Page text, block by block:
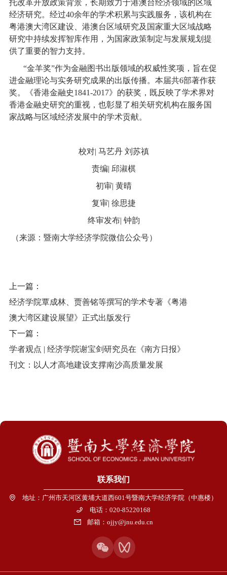
托改革开放政策背景，长期致力于港澳台经济领域的区域
经济研究。经过40余年的学术积累与实践服务，该机构在
粤港澳大湾区建设、港澳台区域研究及国家重大区域战略
研究中持续发挥智库作用，为国家政策制定与发展规划提
供了重要的智力支持。
“金羊奖”作为金融图书出版领域的权威性奖项，旨在促
进金融理论与实务研究成果的出版传播。本届共6部著作获
奖。《香港金融史1841-2017》的获奖，既反映了学术界对
香港金融史研究的重视，也彰显了相关研究机构在服务国
家战略与区域经济发展中的学术贡献。
校对| 马艺丹 刘苏禛
责编| 邱淑棋
初审| 黄晴
复审| 徐思捷
终审发布| 钟韵
（来源：暨南大学经济学院微信公众号）
上一篇：
经济学院覃成林、贾善铭等撰写的学术专著《粤港
澳大湾区建设展望》正式出版发行
下一篇：
学者观点 | 经济学院谢宝剑研究员在《南方日报》
刊文：以人才高地建设支撑南沙高质量发展
联系我们
地址：广州市天河区黄埔大道西601号暨南大学经济学院（中惠楼）
电话：020-85220168
邮箱：ojjy@jnu.edu.cn